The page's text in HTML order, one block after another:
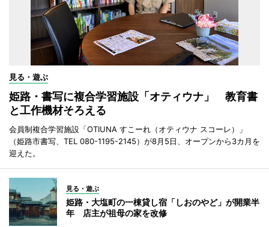
見る・遊ぶ
姫路・書写に複合学習施設「オティウナ」 教育書
と工作機材そろえる
会員制複合学習施設「OTIUNA すこーれ（オティウナ スコーレ）」
（姫路市書写、TEL 080-1195-2145）が8月5日、オープンから3カ月を
迎えた。
見る・遊ぶ
姫路・大塩町の一棟貸し宿「しおのやど」が開業半
年 店主が祖母の家を改修